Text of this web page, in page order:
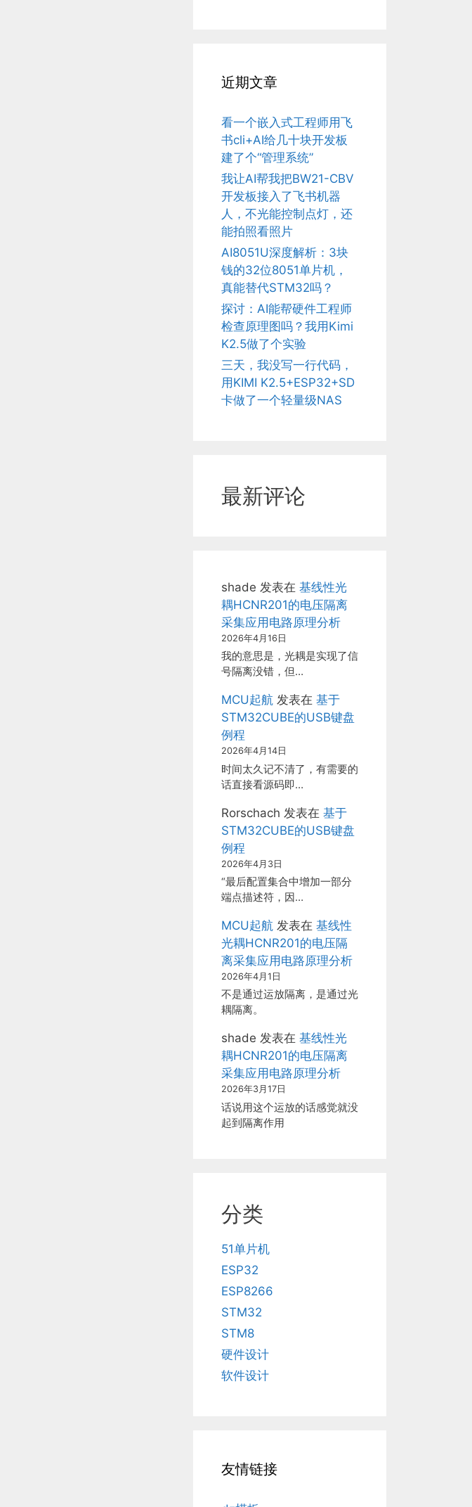
近期文章
看一个嵌入式工程师用飞
书cli+AI给几十块开发板
建了个“管理系统”
我让AI帮我把BW21-CBV
开发板接入了飞书机器
人，不光能控制点灯，还
能拍照看照片
AI8051U深度解析：3块
钱的32位8051单片机，
真能替代STM32吗？
探讨：AI能帮硬件工程师
检查原理图吗？我用Kimi
K2.5做了个实验
三天，我没写一行代码，
用KIMI K2.5+ESP32+SD
卡做了一个轻量级NAS
最新评论
shade 发表在 基线性光
耦HCNR201的电压隔离
采集应用电路原理分析
2026年4月16日
我的意思是，光耦是实现了信
号隔离没错，但…
MCU起航 发表在 基于
STM32CUBE的USB键盘
例程
2026年4月14日
时间太久记不清了，有需要的
话直接看源码即…
Rorschach 发表在 基于
STM32CUBE的USB键盘
例程
2026年4月3日
“最后配置集合中增加一部分
端点描述符，因…
MCU起航 发表在 基线性
光耦HCNR201的电压隔
离采集应用电路原理分析
2026年4月1日
不是通过运放隔离，是通过光
耦隔离。
shade 发表在 基线性光
耦HCNR201的电压隔离
采集应用电路原理分析
2026年3月17日
话说用这个运放的话感觉就没
起到隔离作用
分类
51单片机
ESP32
ESP8266
STM32
STM8
硬件设计
软件设计
友情链接